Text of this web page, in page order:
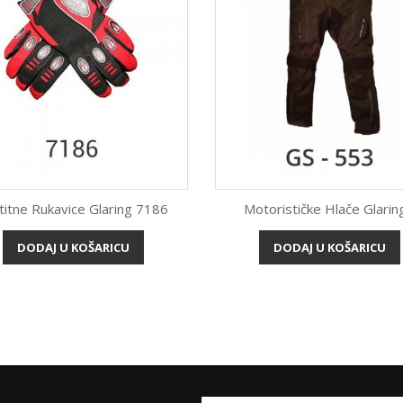
Brzi pregled
Rukavice Glaring 7186
DODAJ U KOŠARICU Brzi pregled
Motorističke Hlače
DODAJ U KOŠARICU